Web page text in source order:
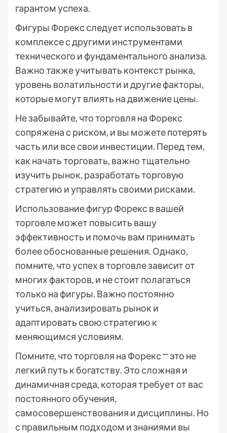
гарантом успеха.
Фигуры Форекс следует использовать в
комплексе с другими инструментами
технического и фундаментального анализа.
Важно также учитывать контекст рынка,
уровень волатильности и другие факторы,
которые могут влиять на движение цены.
Не забывайте, что торговля на Форекс
сопряжена с риском, и вы можете потерять
часть или все свои инвестиции. Перед тем,
как начать торговать, важно тщательно
изучить рынок, разработать торговую
стратегию и управлять своими рисками.
Использование фигур Форекс в вашей
торговле может повысить вашу
эффективность и помочь вам принимать
более обоснованные решения. Однако,
помните, что успех в торговле зависит от
многих факторов, и не стоит полагаться
только на фигуры. Важно постоянно
учиться, анализировать рынок и
адаптировать свою стратегию к
меняющимся условиям.
Помните, что торговля на Форекс ⎻ это не
легкий путь к богатству. Это сложная и
динамичная среда, которая требует от вас
постоянного обучения,
самосовершенствования и дисциплины. Но
с правильным подходом и знаниями вы